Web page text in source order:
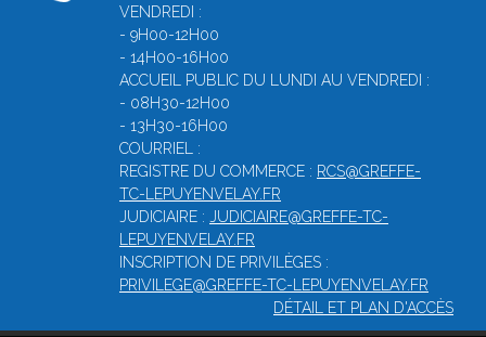
VENDREDI :
- 9H00-12H00
- 14H00-16H00
ACCUEIL PUBLIC DU LUNDI AU VENDREDI :
- 08H30-12H00
- 13H30-16H00
COURRIEL :
REGISTRE DU COMMERCE : RCS@GREFFE-
TC-LEPUYENVELAY.FR
JUDICIAIRE : JUDICIAIRE@GREFFE-TC-
LEPUYENVELAY.FR
INSCRIPTION DE PRIVILÈGES :
PRIVILEGE@GREFFE-TC-LEPUYENVELAY.FR
DÉTAIL ET PLAN D'ACCÈS